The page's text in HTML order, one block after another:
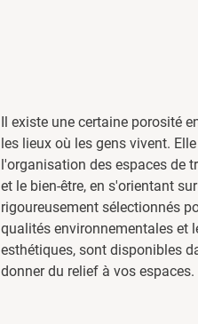
Il existe une certaine porosité
les lieux où les gens vivent.
l'organisation des espaces de
et le bien-être, en s'orientant
rigoureusement sélectionnés
qualités environnementales et
esthétiques, sont disponibles
donner du relief à vos espaces.